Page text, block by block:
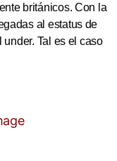
británicos. Con la
al estatus de
Tal es el caso